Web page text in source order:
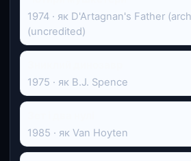
1974 · як D'Artagnan's Father
(uncredited)
1975 · як B.J. Spence
1985 · як Van Hoyten